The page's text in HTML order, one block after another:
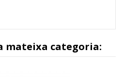
mateixa categoria: